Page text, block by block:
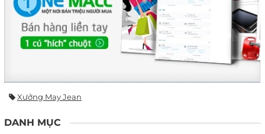
Xưởng May Jean
DANH MỤC